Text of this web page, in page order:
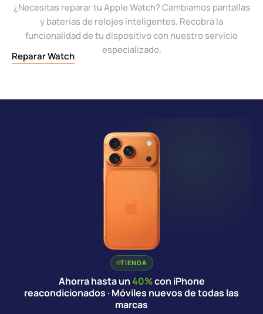
¿Necesitas reparar tu Apple Watch? Cambiamos pantallas
y baterías de relojes inteligentes. Recobra la
funcionalidad de tu dispositivo con nuestro servicio
especializado.
Reparar Watch
TIENDA
Ahorra hasta un40%con iPhone
reacondicionados · Móviles nuevos de todas las
marcas